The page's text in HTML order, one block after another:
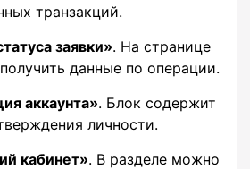
транзакций.
заявки». На странице
данные по операции.
аккаунта». Блок содержит
личности.
кабинет». В разделе можно